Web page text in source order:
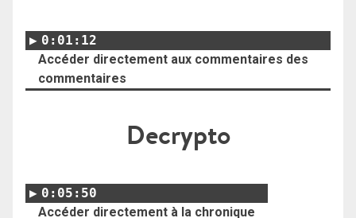
0:01:12
Accéder directement aux commentaires des
commentaires
Decrypto
0:05:50
Accéder directement à la chronique